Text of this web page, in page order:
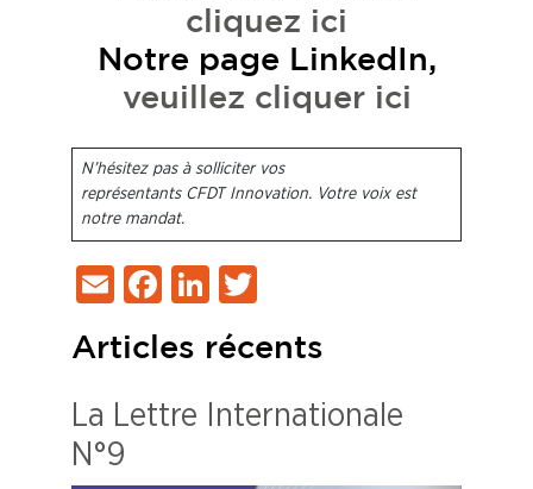
cliquez ici
Notre page LinkedIn,
veuillez cliquer ici
N’hésitez pas à solliciter vos
représentants CFDT Innovation. Votre voix est
notre mandat.
EmailFacebook
LinkedIn
Articles récents
La Lettre Internationale
N°9